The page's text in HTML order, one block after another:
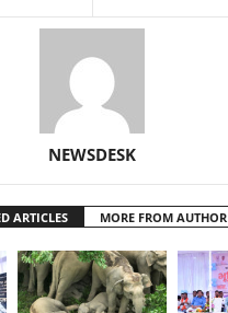
NEWSDESK
ARTICLES MORE FROM AUTHOR